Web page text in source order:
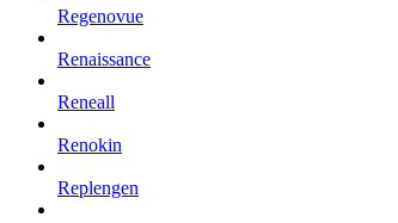
Regenovue
Renaissance
Reneall
Renokin
Replengen